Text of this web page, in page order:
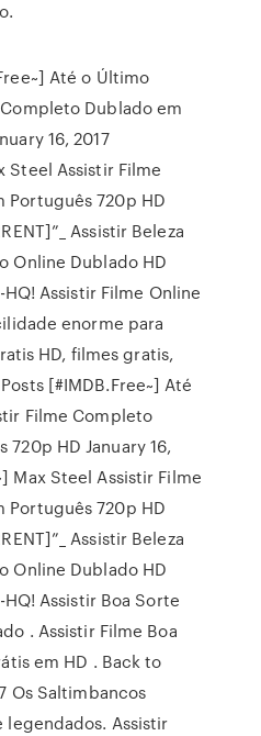
Até o Último
Dublado em
16, 2017
Steel Assistir Filme
720p HD
Assistir Beleza
Online Dublado HD
HQ! Assistir Filme Online
enorme para
HD, filmes gratis,
[#IMDB.Free~] Até
Filme Completo
HD January 16,
Max Steel Assistir Filme
720p HD
Assistir Beleza
Online Dublado HD
HQ! Assistir Boa Sorte
. Assistir Filme Boa
em HD . Back to
Os Saltimbancos
legendados. Assistir